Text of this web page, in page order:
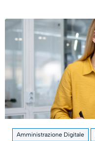
Amministrazione Digitale